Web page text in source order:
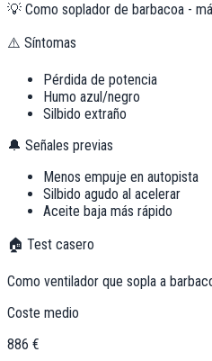
💡 Como soplador de barbacoa -
⚠️ Síntomas
Pérdida de potencia
Humo azul/negro
Silbido extraño
🔔 Señales previas
Menos empuje en autopista
Silbido agudo al acelerar
Aceite baja más rápido
🏠 Test casero
Como ventilador que sopla a
Coste medio
886 €